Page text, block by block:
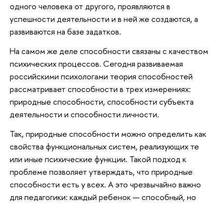
одного человека от другого, проявляются в
успешности деятельности и в ней же создаются, а
развиваются на базе задатков.
На самом же деле способности связаны с качеством
психических процессов. Сегодня развиваемая
российскими психологами теория способностей
рассматривает способности в трех измерениях:
природные способности, способности субъекта
деятельности и способности личности.
Так, природные способности можно определить как
свойства функциональных систем, реализующих те
или иные психические функции. Такой подход к
проблеме позволяет утверждать, что природные
способности есть у всех. А это чрезвычайно важно
для педагогики: каждый ребенок — способный, но